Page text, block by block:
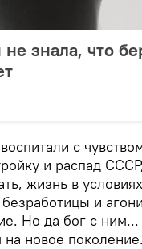
знала, что
с
и распад
жизнь в
и
Но да бог с
новое поколение.